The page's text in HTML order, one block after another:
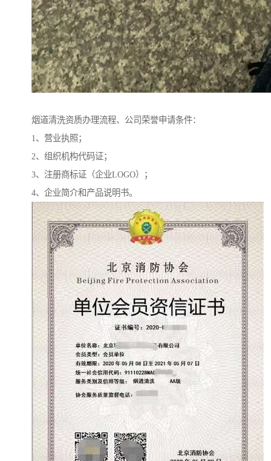
烟道清洗资质办理流程、公司荣誉申请条件：
1、营业执照；
2、组织机构代码证；
3、注册商标证（企业LOGO）；
4、企业简介和产品说明书。